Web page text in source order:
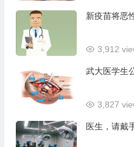
新疫苗将恶
3,912
武大医学生
3,827
医生，请戴